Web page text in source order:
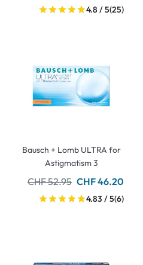
4.8 / 5(25)
Bausch + Lomb ULTRA for
Astigmatism 3
CHF 52.95 CHF 46.20
4.83 / 5(6)